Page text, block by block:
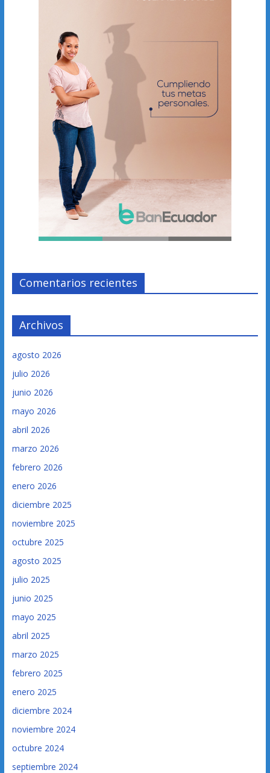
Comentarios recientes
Archivos
agosto 2026
julio 2026
junio 2026
mayo 2026
abril 2026
marzo 2026
febrero 2026
enero 2026
diciembre 2025
noviembre 2025
octubre 2025
agosto 2025
julio 2025
junio 2025
mayo 2025
abril 2025
marzo 2025
febrero 2025
enero 2025
diciembre 2024
noviembre 2024
octubre 2024
septiembre 2024